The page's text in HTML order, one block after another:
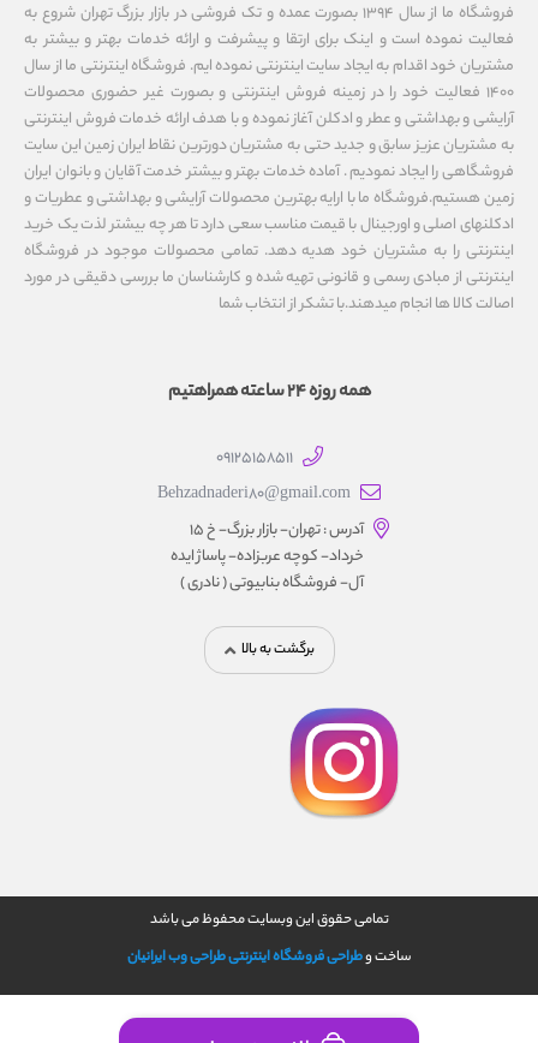
فروشگاه ما از سال ۱۳۹۴ بصورت عمده و تک فروشی در بازار بزرگ تهران شروع به
فعالیت نموده است و اینک برای ارتقا و پیشرفت و ارائه خدمات بهتر و بیشتر به
مشتریان خود اقدام به ایجاد سایت اینترنتی نموده ایم. فروشگاه اینترنتی ما از سال
1400 فعالیت خود را در زمینه فروش اینترنتی و بصورت غیر حضوری محصولات
آرایشی و بهداشتی و عطر و ادکلن آغاز نموده و با هدف ارائه خدمات فروش اینترنتی
به مشتریان عزیز سابق و جدید حتی به مشتریان دورترین نقاط ایران زمین این سایت
فروشگاهی را ایجاد نمودیم . آماده خدمات بهتر و بیشتر خدمت آقایان و بانوان ایران
زمین هستیم.فروشگاه ما با ارایه بهترین محصولات آرایشی و بهداشتی و عطریات و
ادکلنهای اصلی و اورجینال با قیمت مناسب سعی دارد تا هر چه بیشتر لذت یک خرید
اینترنتی را به مشتریان خود هدیه دهد. تمامی محصولات موجود در فروشگاه
اینترنتی از مبادی رسمی و قانونی تهیه شده و کارشناسان ما بررسی دقیقی در مورد
اصالت کالا ها انجام میدهند.با تشکر از انتخاب شما
همه روزه 24 ساعته همراهتیم
09125158511
Behzadnaderi80@gmail.com
آدرس : تهران- بازار بزرگ- خ ۱۵
خرداد- کوچه عربزاده- پاساژ ایده
آل- فروشگاه بنابیوتی ( نادری )
برگشت به بالا
تمامی حقوق این وبسایت محفوظ می باشد
ساخت وطراحی فروشگاه اینترنتیطراحی وب ایرانیان